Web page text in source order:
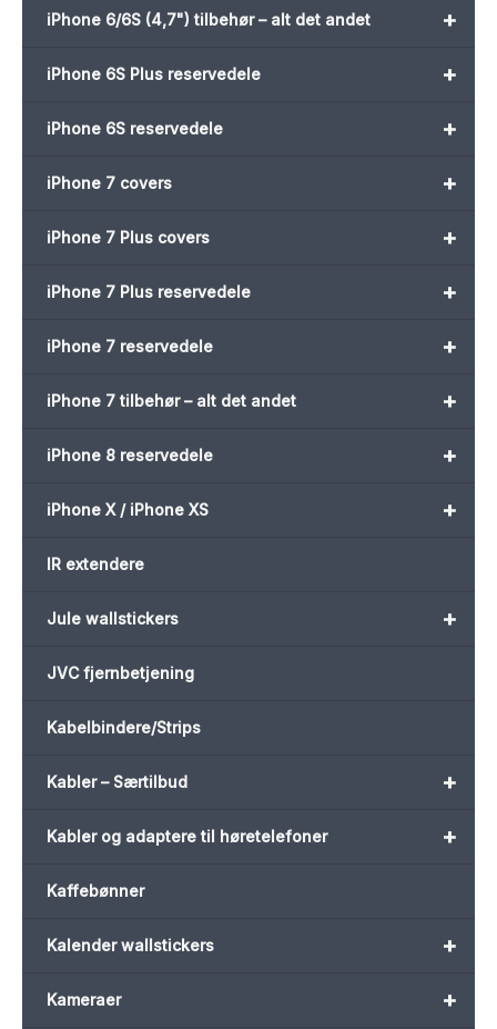
+
iPhone 6/6S (4,7") tilbehør – alt det andet
+
iPhone 6S Plus reservedele
+
iPhone 6S reservedele
+
iPhone 7 covers
+
iPhone 7 Plus covers
+
iPhone 7 Plus reservedele
+
iPhone 7 reservedele
+
iPhone 7 tilbehør – alt det andet
+
iPhone 8 reservedele
+
iPhone X / iPhone XS
IR extendere
+
Jule wallstickers
JVC fjernbetjening
Kabelbindere/Strips
+
Kabler – Særtilbud
+
Kabler og adaptere til høretelefoner
Kaffebønner
+
Kalender wallstickers
+
Kameraer